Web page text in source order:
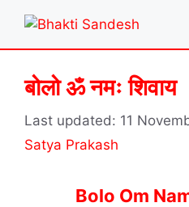
content
बोलो ॐ नमः शिवाय
11
Satya Prakash
Bolo Om